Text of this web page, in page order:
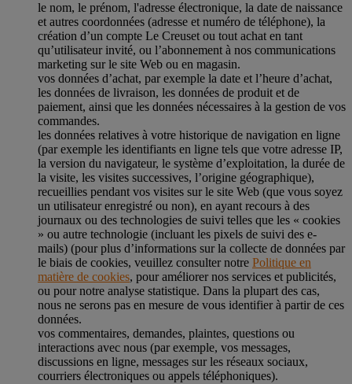
le nom, le prénom, l'adresse électronique, la date de naissance
et autres coordonnées (adresse et numéro de téléphone), la
création d’un compte Le Creuset ou tout achat en tant
qu’utilisateur invité, ou l’abonnement à nos communications
marketing sur le site Web ou en magasin.
vos données d’achat, par exemple la date et l’heure d’achat,
les données de livraison, les données de produit et de
paiement, ainsi que les données nécessaires à la gestion de vos
commandes.
les données relatives à votre historique de navigation en ligne
(par exemple les identifiants en ligne tels que votre adresse IP,
la version du navigateur, le système d’exploitation, la durée de
la visite, les visites successives, l’origine géographique),
recueillies pendant vos visites sur le site Web (que vous soyez
un utilisateur enregistré ou non), en ayant recours à des
journaux ou des technologies de suivi telles que les « cookies
» ou autre technologie (incluant les pixels de suivi des e-
mails) (pour plus d’informations sur la collecte de données par
le biais de cookies, veuillez consulter notre Politique en
matière de cookies, pour améliorer nos services et publicités,
ou pour notre analyse statistique. Dans la plupart des cas,
nous ne serons pas en mesure de vous identifier à partir de ces
données.
vos commentaires, demandes, plaintes, questions ou
interactions avec nous (par exemple, vos messages,
discussions en ligne, messages sur les réseaux sociaux,
courriers électroniques ou appels téléphoniques).